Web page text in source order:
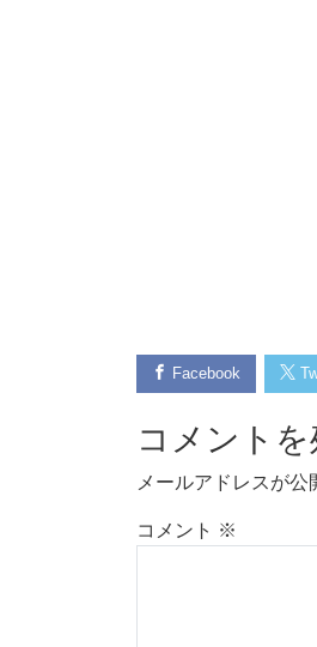
Facebook
コメントを
メールアドレスが公
コメント ※